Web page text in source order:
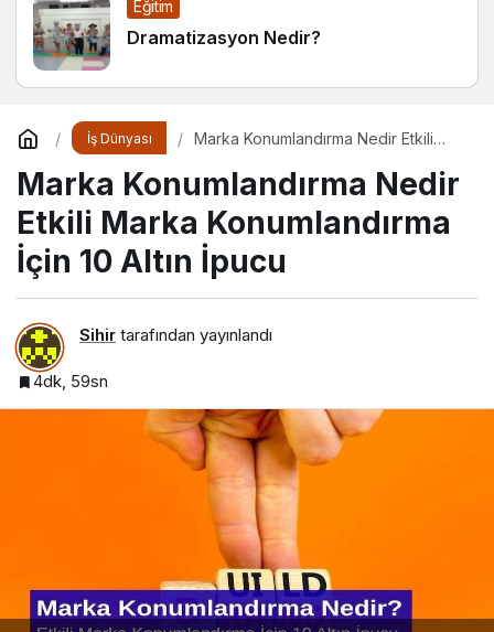
Eğitim
Dramatizasyon Nedir?
İş Dünyası
Marka Konumlandırma Nedir Etkili
İpucu
Marka Konumlandırma Nedir
Etkili Marka Konumlandırma
İçin 10 Altın İpucu
Sihir tarafından yayınlandı
4dk, 59sn